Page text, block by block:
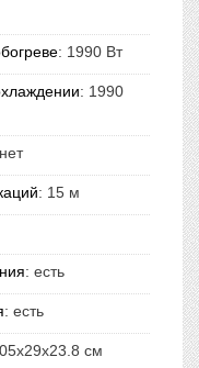
: 1990 Вт
: 1990
нет
: 15 м
: есть
: есть
см